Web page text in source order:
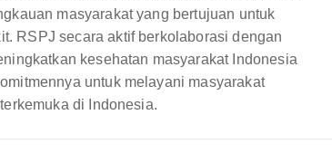
masyarakat yang bertujuan untuk
RSPJ secara aktif berkolaborasi dengan
kesehatan masyarakat Indonesia
untuk melayani masyarakat
di Indonesia.